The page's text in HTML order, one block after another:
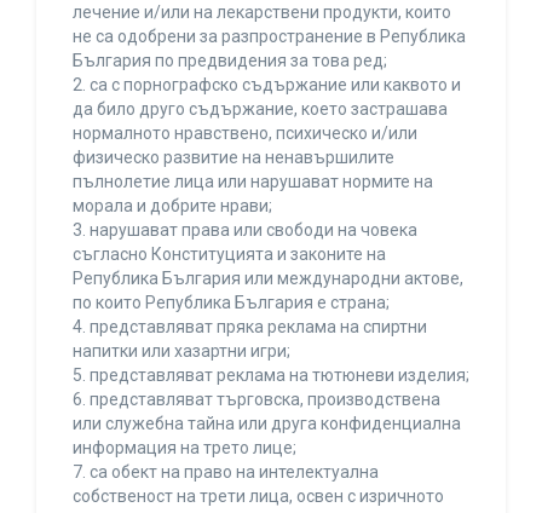
лечение и/или на лекарствени продукти, които
не са одобрени за разпространение в Република
България по предвидения за това ред;
2. са с порнографско съдържание или каквото и
да било друго съдържание, което застрашава
нормалното нравствено, психическо и/или
физическо развитие на ненавършилите
пълнолетие лица или нарушават нормите на
морала и добрите нрави;
3. нарушават права или свободи на човека
съгласно Конституцията и законите на
Република България или международни актове,
по които Република България е страна;
4. представляват пряка реклама на спиртни
напитки или хазартни игри;
5. представляват реклама на тютюневи изделия;
6. представляват търговска, производствена
или служебна тайна или друга конфиденциална
информация на трето лице;
7. са обект на право на интелектуална
собственост на трети лица, освен с изричното